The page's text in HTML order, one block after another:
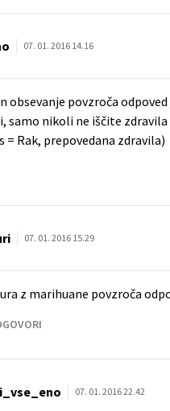
07. 01. 2016 14.16
obsevanje povzroča
samo nikoli ne iščite zdravila
= Rak, prepovedana zdravila)
07. 01. 2016 15.29
z marihuane povzroča
07. 01. 2016 22.42